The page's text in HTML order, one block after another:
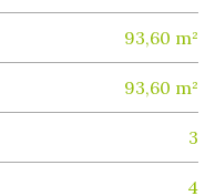
93,60 m²
93,60 m²
3
4